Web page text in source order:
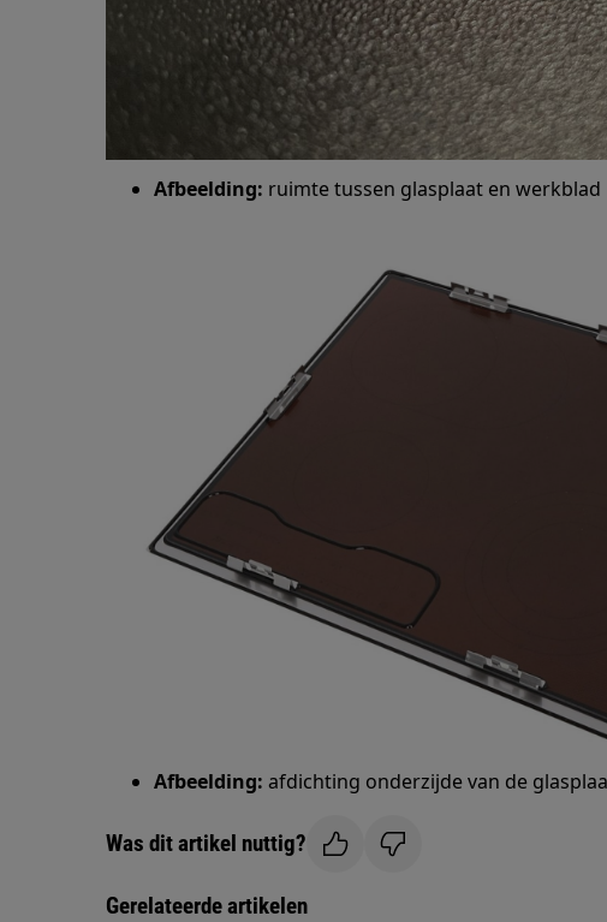
Afbeelding: ruimte tussen glasplaat en werkblad
Afbeelding: afdichting onderzijde van de
Was dit artikel nuttig?
Gerelateerde artikelen